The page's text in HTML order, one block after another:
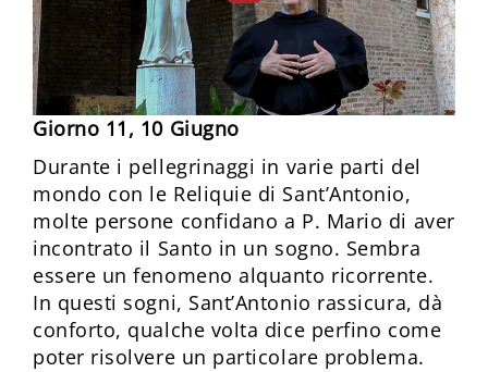
Giorno 11, 10 Giugno
Durante i pellegrinaggi in varie parti del
mondo con le Reliquie di Sant’Antonio,
molte persone confidano a P. Mario di aver
incontrato il Santo in un sogno. Sembra
essere un fenomeno alquanto ricorrente.
In questi sogni, Sant’Antonio rassicura, dà
conforto, qualche volta dice perfino come
poter risolvere un particolare problema.